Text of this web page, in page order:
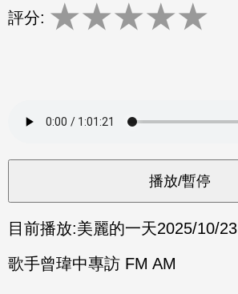
評分: ★★★★★
目前播放:美麗的一天2025/10/23
歌手曾瑋中專訪 FM AM